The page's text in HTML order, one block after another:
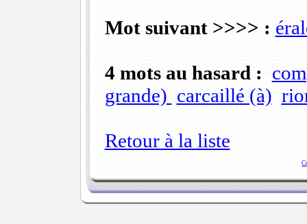
Mot suivant >>>> :
4 mots au hasard :
grande) carcaillé (à)
Retour à la liste